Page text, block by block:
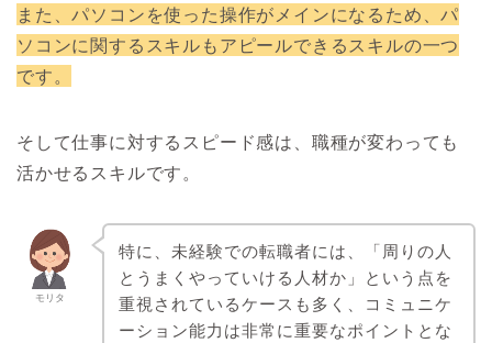
また、パソコンを使った操作がメインになるため、パ
ソコンに関するスキルもアピールできるスキルの一つ
です。
そして仕事に対するスピード感は、職種が変わっても
活かせるスキルです。
モリタ
特に、未経験での転職者には、「周りの人
とうまくやっていける人材か」という点を
重視されているケースも多く、コミュニケ
ーション能力は非常に重要なポイントとな